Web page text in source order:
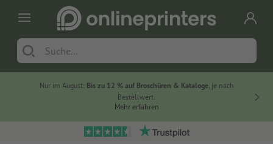
Nur im August: Bis zu 12 % auf Broschüren & Kataloge, je nach
Bestellwert.
Mehr erfahren